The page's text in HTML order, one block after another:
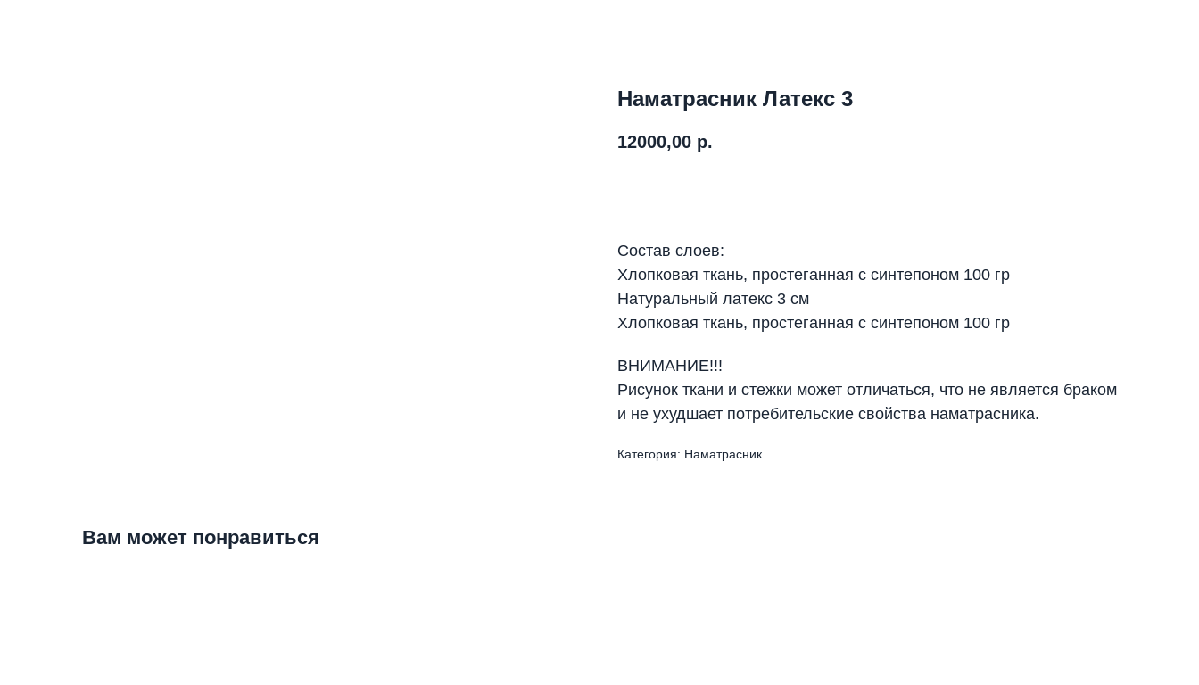
Наматрасник Латекс 3
12000,00 р.
Состав слоев:
Хлопковая ткань, простеганная с синтепоном 100 гр
Натуральный латекс 3 см
Хлопковая ткань, простеганная с синтепоном 100 гр
ВНИМАНИЕ!!!
Рисунок ткани и стежки может отличаться, что не является браком
и не ухудшает потребительские свойства наматрасника.
Категория: Наматрасник
Вам может понравиться